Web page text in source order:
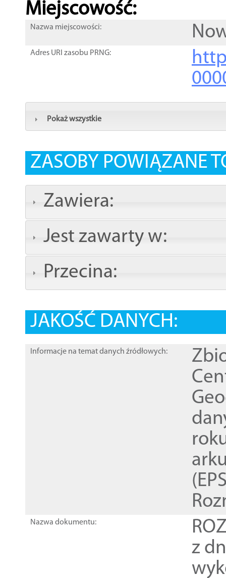
Miejscowość:
Nazwa miejscowości:
Adres URI zasobu PRNG:
Pokaż wszystkie
ZASOBY POWIĄZANE
Zawiera:
Jest zawarty w:
Przecina:
JAKOŚĆ DANYCH:
Informacje na temat danych źródłowych:
Nazwa dokumentu:
z